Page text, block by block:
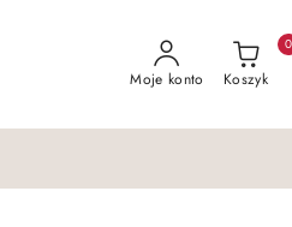
Moje konto Koszyk
0